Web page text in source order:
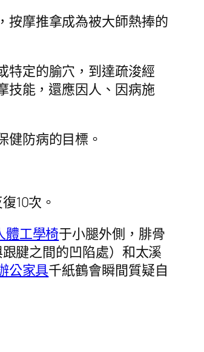
按摩推拿成為被大師熱捧的
特定的腧穴，到達疏浚經
技能，還應因人、因病施
健防病的目標。
10次。
體工學椅于小腿外側，腓骨
腱之間的凹陷處）和太溪
公家具千紙鶴會瞬間質疑自